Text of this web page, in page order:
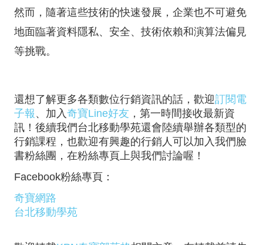
然而，隨著這些技術的快速發展，企業也不可避免
地面臨著資料隱私、安全、技術依賴和演算法偏見
等挑戰。
還想了解更多各類數位行銷資訊的話，歡迎訂閱電
子報 、加入奇寶Line好友 ，第一時間接收最新資
訊！後續我們台北移動學苑還會陸續舉辦各類型的
行銷課程，也歡迎有興趣的行銷人可以加入我們臉
書粉絲團，在粉絲專頁上與我們討論喔！
Facebook粉絲專頁：
奇寶網路
台北移動學苑